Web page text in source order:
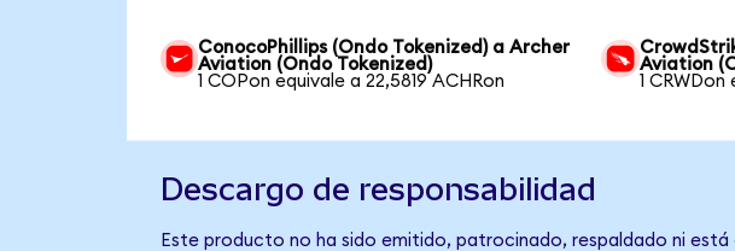
ConocoPhillips (Ondo Tokenized) a Archer
Aviation (Ondo Tokenized)
1 COPon equivale a 22,5819 ACHRon
Aviation
1 CRWDon
Descargo de responsabilidad
Este producto no ha sido emitido, patrocinado, respaldado ni